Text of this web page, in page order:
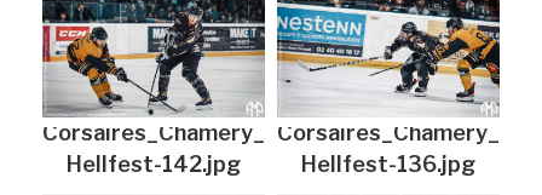
Corsaires_Chamery_
Hellfest-142.jpg
Corsaires_Chamery_
Hellfest-136.jpg